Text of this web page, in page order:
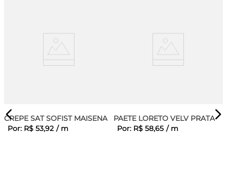
CREPE SAT SOFIST MAISENA
Por: R$ 53,92 / m
PAETE LORETO VELV PRATA
Por: R$ 58,65 / m